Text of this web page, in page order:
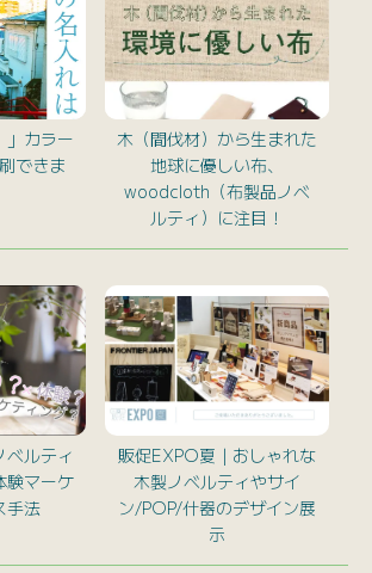
」カラー
できま
木（間伐材）から生まれた
地球に優しい布、
woodcloth（布製品ノベ
ルティ）に注目！
ベルティ
験マーケ
手法
販促EXPO夏｜おしゃれな
木製ノベルティやサイ
ン/POP/什器のデザイン展
示